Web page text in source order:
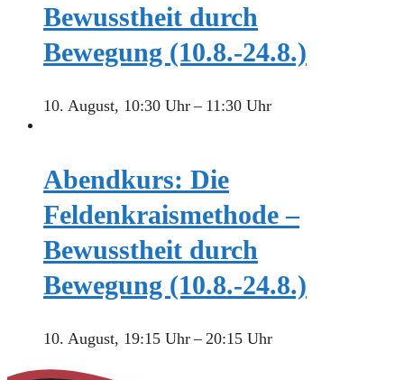
Bewusstheit durch
Bewegung (10.8.-24.8.)
10. August, 10:30 Uhr– 11:30 Uhr
Abendkurs: Die
Feldenkraismethode –
Bewusstheit durch
Bewegung (10.8.-24.8.)
10. August, 19:15 Uhr– 20:15 Uhr